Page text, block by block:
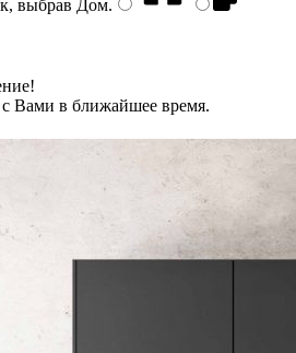
выбрав Дом.
Вами в ближайшее время.